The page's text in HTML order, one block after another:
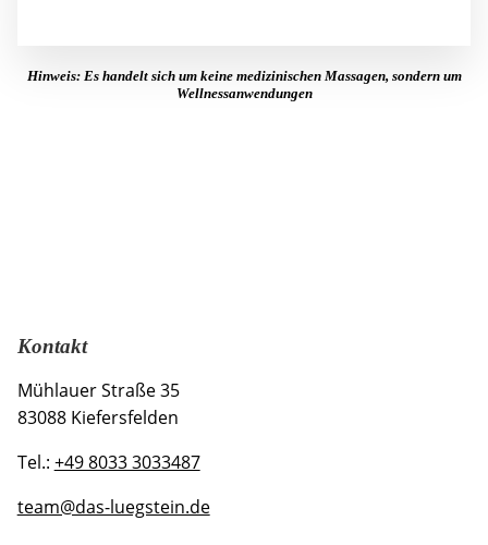
Hinweis: Es handelt sich um keine medizinischen Massagen, sondern um
Wellnessanwendungen
Kontakt
Mühlauer Straße 35
83088 Kiefersfelden
Tel.: +49 8033 3033487
team@das-luegstein.de